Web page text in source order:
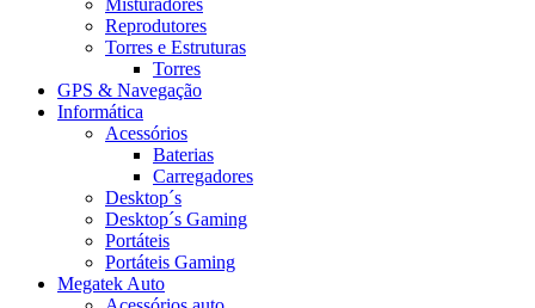
Misturadores
Reprodutores
Torres e Estruturas
Torres
GPS & Navegação
Informática
Acessórios
Baterias
Carregadores
Desktop´s
Desktop´s Gaming
Portáteis
Portáteis Gaming
Megatek Auto